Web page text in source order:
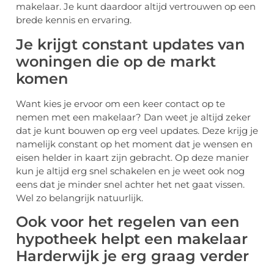
makelaar. Je kunt daardoor altijd vertrouwen op een
brede kennis en ervaring.
Je krijgt constant updates van
woningen die op de markt
komen
Want kies je ervoor om een keer contact op te
nemen met een makelaar? Dan weet je altijd zeker
dat je kunt bouwen op erg veel updates. Deze krijg je
namelijk constant op het moment dat je wensen en
eisen helder in kaart zijn gebracht. Op deze manier
kun je altijd erg snel schakelen en je weet ook nog
eens dat je minder snel achter het net gaat vissen.
Wel zo belangrijk natuurlijk.
Ook voor het regelen van een
hypotheek helpt een makelaar
Harderwijk je erg graag verder